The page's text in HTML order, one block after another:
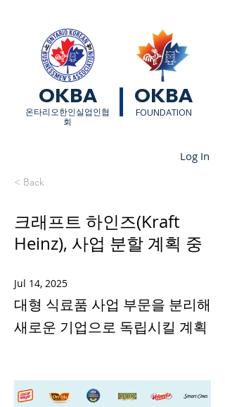
OKBA OKBA
​온타리오한인실업인협
회
FOUNDATION
Log In
< Back
크래프트 하인즈(Kraft
Heinz), 사업 분할 계획 중
Jul 14, 2025
대형 식료품 사업 부문을 분리해
새로운 기업으로 독립시킬 계획